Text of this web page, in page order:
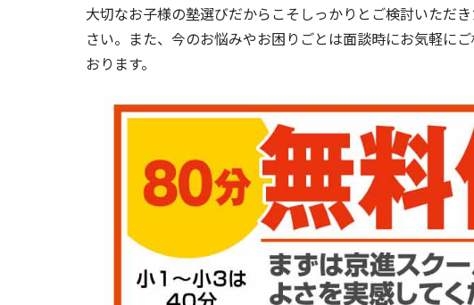
大切なお子様の塾選びだからこそしっかりとご検討いただ
さい。また、今のお悩みやお困りごとは面談時にお気軽に
おります。